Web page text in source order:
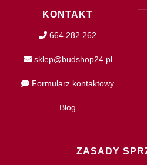
KONTAKT
664 282 262
sklep@budshop24.pl
Formularz kontaktowy
Blog
ZASADY